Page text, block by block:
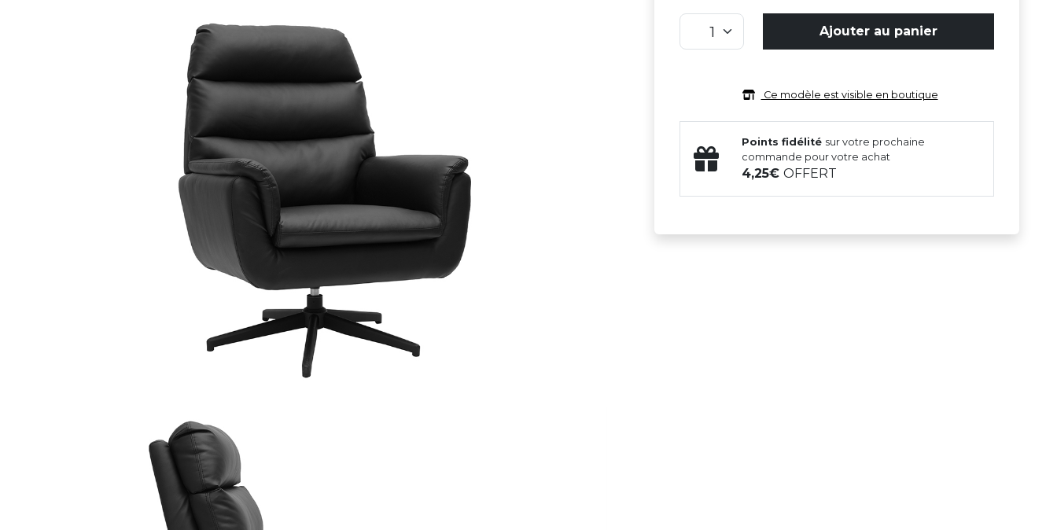
Ajouter au panier
Ce modèle est visible en boutique
Points fidélité sur votre prochaine
commande pour votre achat
4,25OFFERT